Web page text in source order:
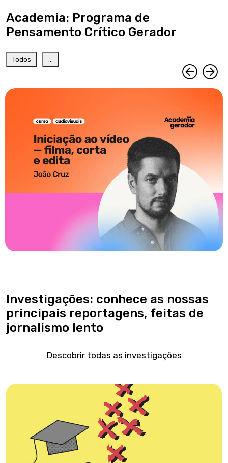
Academia: Programa de
Pensamento Crítico Gerador
Todos
Investigações: conhece as nossas
principais reportagens, feitas de
jornalismo lento
Descobrir todas as investigações